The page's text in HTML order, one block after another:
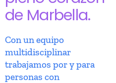
de Marbella.
Con un equipo
multidisciplinar
trabajamos por y para
personas con